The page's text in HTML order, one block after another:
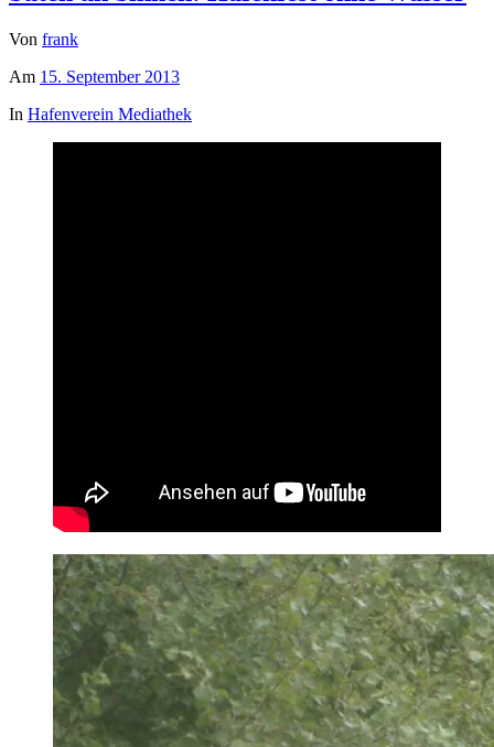
Von frank
Am 15. September 2013
In Hafenverein Mediathek